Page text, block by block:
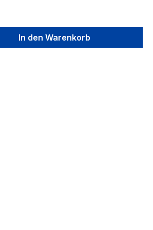
gewünschten Wert
In den Warenkorb